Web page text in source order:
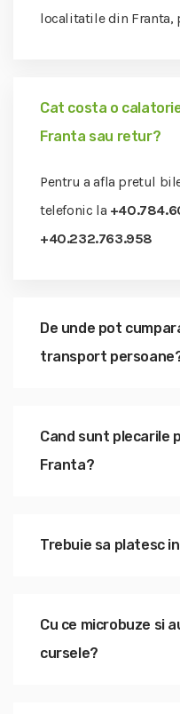
localitatile din Franta,
Cat costa o
Franta sau retur?
Pentru a afla pretul
telefonic la
+40.232.763.958
De unde pot
transport
Cand sunt plecarile
Franta?
Trebuie sa platesc
Cu ce microbuze si
cursele?